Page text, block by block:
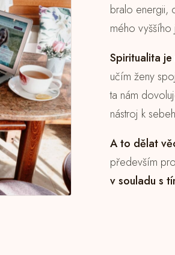
bralo energii,
mého vyššího
Spiritualita
učím ženy
ta nám
nástroj k
A to dělat
především
v souladu s